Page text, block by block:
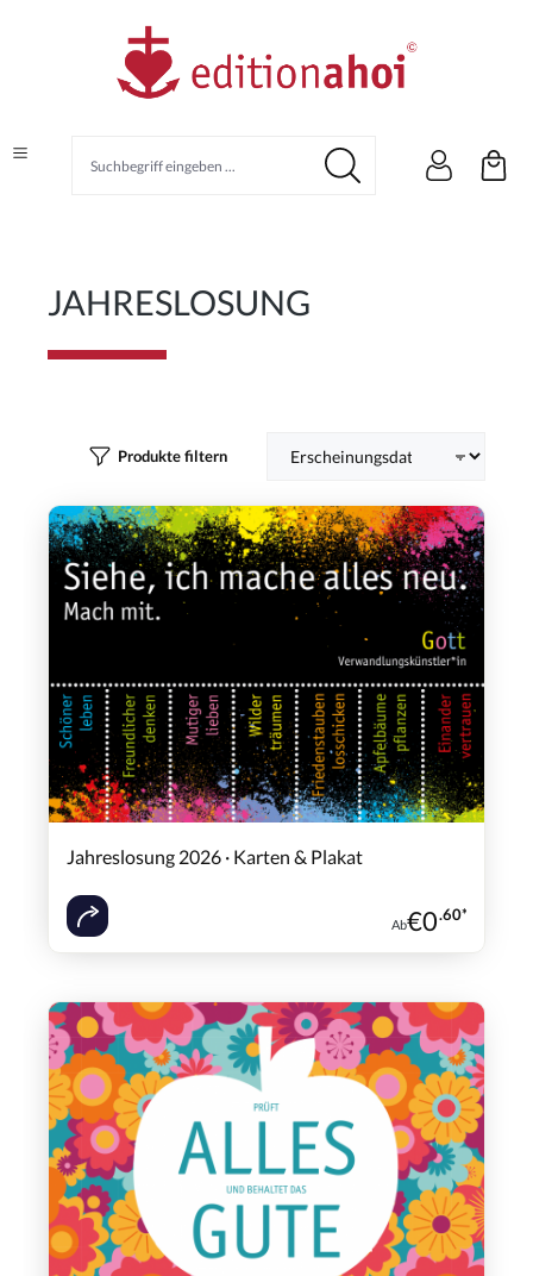
JAHRESLOSUNG
Produkte filtern
Jahreslosung 2026 · Karten & Plakat
Ab€0.60*